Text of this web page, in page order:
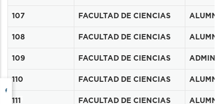
106
107 FACULTAD DE CIENCIAS
106
108 FACULTAD DE CIENCIAS
106
109 FACULTAD DE CIENCIAS
106
110 FACULTAD DE CIENCIAS
106
111 FACULTAD DE CIENCIAS